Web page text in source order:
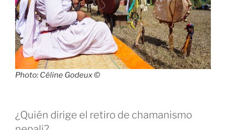
Photo: Céline Godeux ©
¿Quién dirige el retiro de chamanismo